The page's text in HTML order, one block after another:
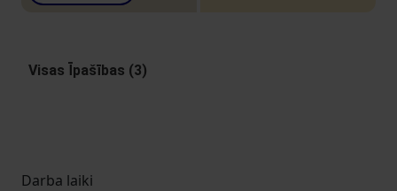
Visas Īpašības (3)
Darba laiki